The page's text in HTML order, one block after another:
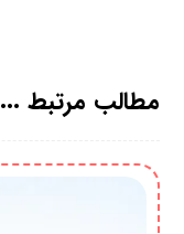
مطالب مرتبط ...